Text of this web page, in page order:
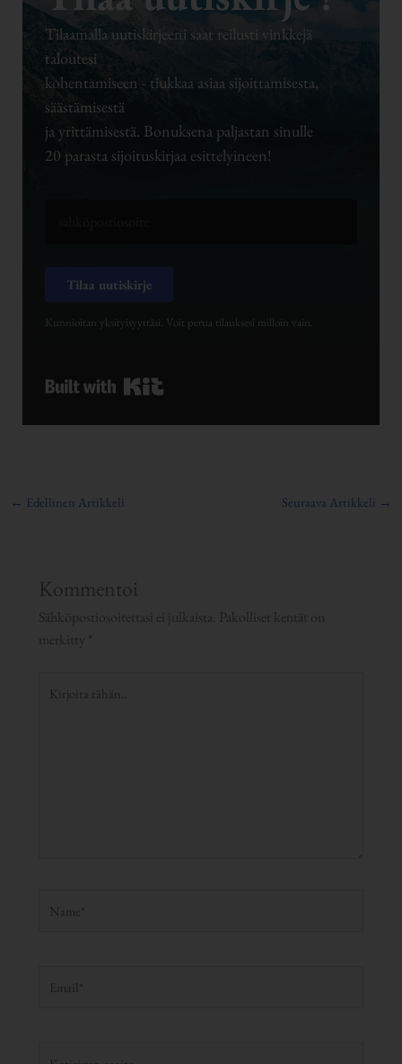
Tilaamalla uutiskirjeeni saat reilusti vinkkejä
taloutesi
kohentamiseen - tiukkaa asiaa sijoittamisesta,
säästämisestä
ja yrittämisestä. Bonuksena paljastan sinulle
20 parasta sijoituskirjaa esittelyineen!
Tilaa uutiskirje
Kunnioitan yksityisyyttäsi. Voit perua tilauksesi milloin vain.
← Edellinen Artikkeli Seuraava Artikkeli →
Kommentoi
Sähköpostiosoitettasi ei julkaista. Pakolliset kentät on
merkitty *